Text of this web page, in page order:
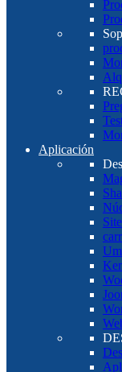
Aplicación